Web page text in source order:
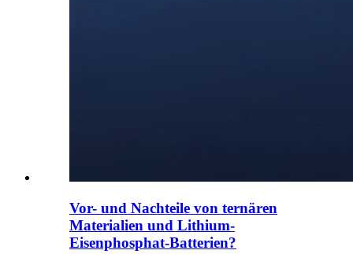
Vor- und Nachteile von ternären
Materialien und Lithium-
Eisenphosphat-Batterien?